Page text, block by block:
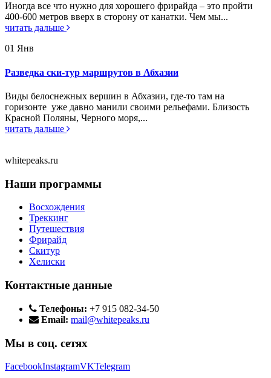
Иногда все что нужно для хорошего фрирайда – это пройти
400-600 метров вверх в сторону от канатки. Чем мы...
читать дальше
01 Янв
Разведка ски-тур маршрутов в Абхазии
Виды белоснежных вершин в Абхазии, где-то там на
горизонте уже давно манили своими рельефами. Близость
Красной Поляны, Черного моря,...
читать дальше
whitepeaks.ru
Наши программы
Восхождения
Треккинг
Путешествия
Фрирайд
Скитур
Хелиски
Контактные данные
Телефоны: +7 915 082-34-50
Email: mail@whitepeaks.ru
Мы в соц. сетях
FacebookInstagramVKTelegram